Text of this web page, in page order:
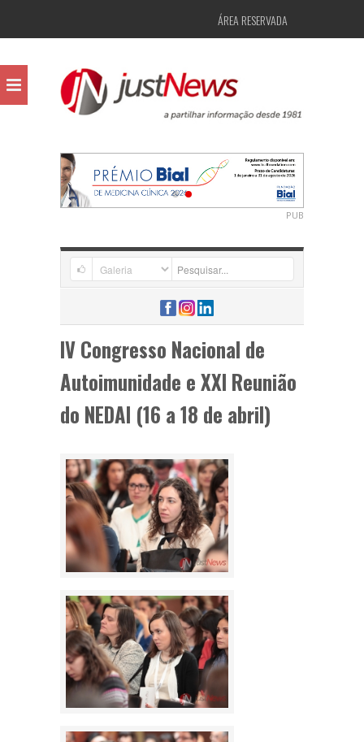
ÁREA RESERVADA
PUB
IV Congresso Nacional de
Autoimunidade e XXI Reunião
do NEDAI (16 a 18 de abril)